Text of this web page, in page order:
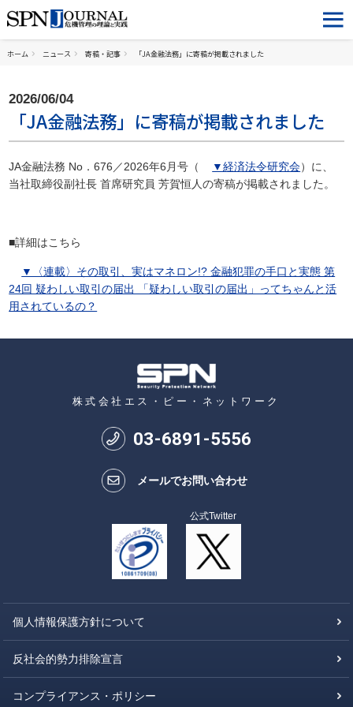
ホーム ニュース 寄稿・記事 「JA金融法務」に寄稿が掲載されました
2026/06/04
「JA金融法務」に寄稿が掲載されました
JA金融法務 No．676／2026年6月号（ ▼経済法令研究会）に、
当社取締役副社長 首席研究員 芳賀恒人の寄稿が掲載されました。
■詳細はこちら
▼〈連載〉その取引、実はマネロン!? 金融犯罪の手口と実態 第
24回 疑わしい取引の届出 「疑わしい取引の届出」ってちゃんと活
用されているの？
株式会社エス・ピー・ネットワーク
03-6891-5556
メールでお問い合わせ
公式Twitter
個人情報保護方針について
反社会的勢力排除宣言
コンプライアンス・ポリシー